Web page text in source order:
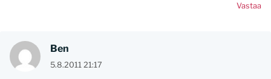
Vastaa
Ben
5.8.2011 21:17